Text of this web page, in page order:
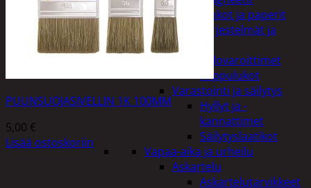
Vihkot ja paperit
Turvajärjestelmät ja
lukitus
Palovaroittimet
Riippulukot
Varastointi ja säilytys
Hyllyt ja -
kannattimet
Säilytyslaatikot
Vapaa-aika ja urheilu
Askartelu
Askartelutarvikkeet
PUUNSUOJASIVELLIN 1K 100MM
5,00 €
Lisää ostoskoriin